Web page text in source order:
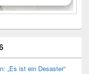
„Es ist ein Desaster“